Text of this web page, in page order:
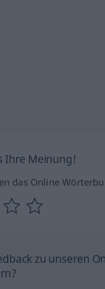
Ihre Meinung!
das Online
zu unseren